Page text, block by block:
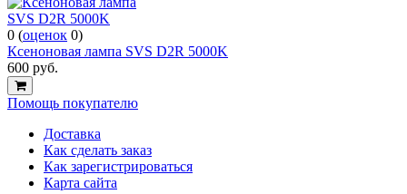
0 (оценок 0)
Ксеноновая лампа SVS D2R 5000K
600 руб.
Помощь покупателю
Доставка
Как сделать заказ
Как зарегистрироваться
Карта сайта